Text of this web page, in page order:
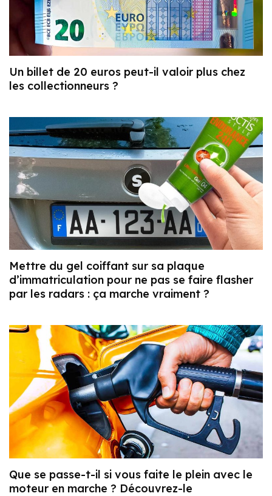
Un billet de 20 euros peut-il valoir plus chez
les collectionneurs ?
Mettre du gel coiffant sur sa plaque
d’immatriculation pour ne pas se faire flasher
par les radars : ça marche vraiment ?
Que se passe-t-il si vous faite le plein avec le
moteur en marche ? Découvrez-le